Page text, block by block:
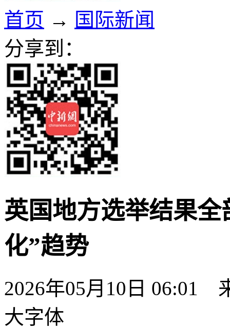
首页 → 国际新闻
分享到：
英国地方选举结果
化”趋势
2026年05月10日 06:01
大字体